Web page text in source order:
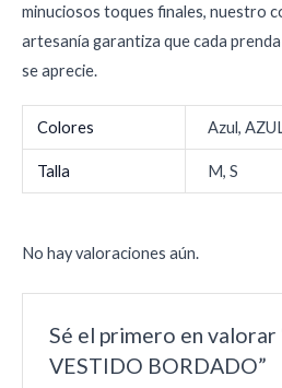
minuciosos toques finales, nuestro
artesanía garantiza que cada
se aprecie.
Colores Azul,
Talla M, S
No hay valoraciones aún.
Sé el primero en valorar
VESTIDO BORDADO”